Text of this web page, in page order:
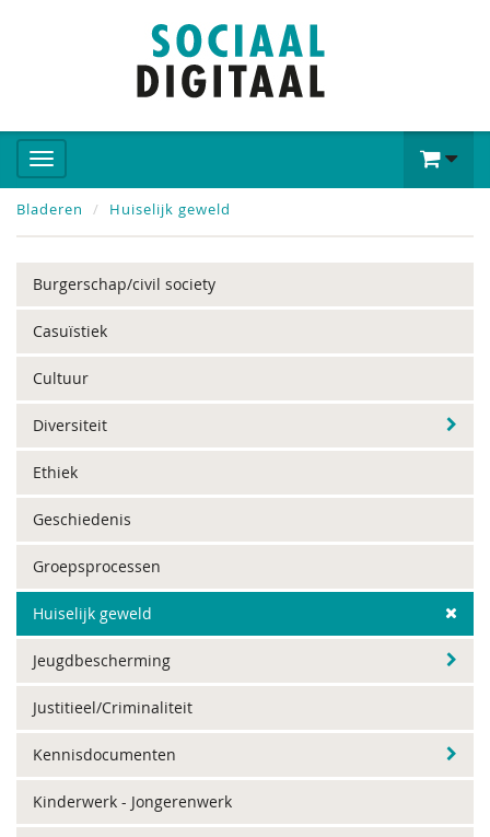
Bladeren Huiselijk geweld
Burgerschap/civil society
Casuïstiek
Cultuur
Diversiteit
Ethiek
Geschiedenis
Groepsprocessen
Huiselijk geweld
Jeugdbescherming
Justitieel/Criminaliteit
Kennisdocumenten
Kinderwerk - Jongerenwerk